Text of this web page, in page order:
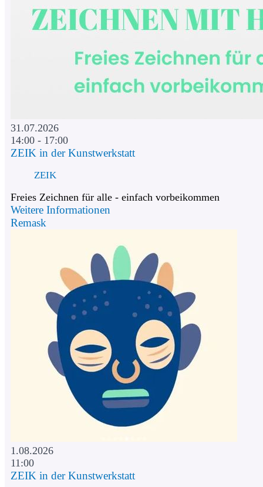
31.07.2026
14:00 - 17:00
ZEIK in der Kunstwerkstatt
ZEIK
Freies Zeichnen für alle - einfach vorbeikommen
Weitere Informationen
Remask
1.08.2026
11:00
ZEIK in der Kunstwerkstatt